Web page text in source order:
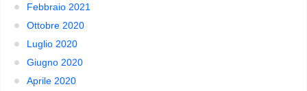
Febbraio 2021
Ottobre 2020
Luglio 2020
Giugno 2020
Aprile 2020